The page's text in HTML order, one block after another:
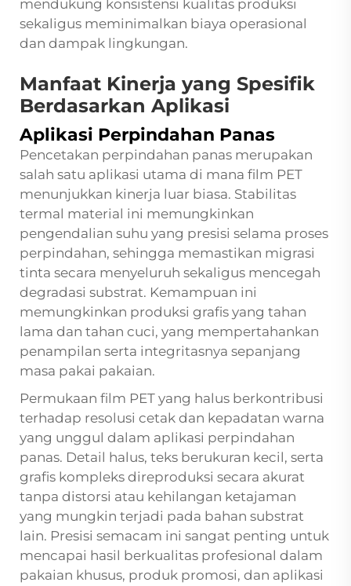
mendukung konsistensi kualitas produksi
sekaligus meminimalkan biaya operasional
dan dampak lingkungan.
Manfaat Kinerja yang Spesifik
Berdasarkan Aplikasi
Aplikasi Perpindahan Panas
Pencetakan perpindahan panas merupakan
salah satu aplikasi utama di mana film PET
menunjukkan kinerja luar biasa. Stabilitas
termal material ini memungkinkan
pengendalian suhu yang presisi selama proses
perpindahan, sehingga memastikan migrasi
tinta secara menyeluruh sekaligus mencegah
degradasi substrat. Kemampuan ini
memungkinkan produksi grafis yang tahan
lama dan tahan cuci, yang mempertahankan
penampilan serta integritasnya sepanjang
masa pakai pakaian.
Permukaan film PET yang halus berkontribusi
terhadap resolusi cetak dan kepadatan warna
yang unggul dalam aplikasi perpindahan
panas. Detail halus, teks berukuran kecil, serta
grafis kompleks direproduksi secara akurat
tanpa distorsi atau kehilangan ketajaman
yang mungkin terjadi pada bahan substrat
lain. Presisi semacam ini sangat penting untuk
mencapai hasil berkualitas profesional dalam
pakaian khusus, produk promosi, dan aplikasi